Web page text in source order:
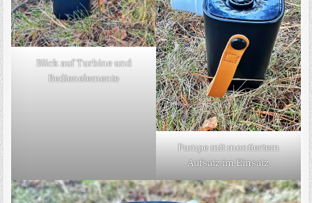
Blick auf Turbine und
Bedienelemente
Pumpe mit montiertem
Aufsatz im Einsatz